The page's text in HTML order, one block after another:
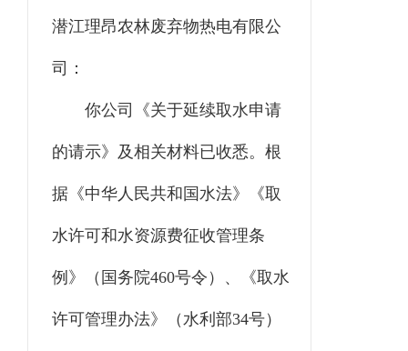
潜江理昂农林废弃物热电有限公
司 ：
你公司《关于延续取水申请
的请示》 及相关材料已收悉。根
据《中华人民共和国水法》《取
水许可和水资源费征收管理条
例》（国务院460号令）、《取水
许可管理办法》（水利部34号）